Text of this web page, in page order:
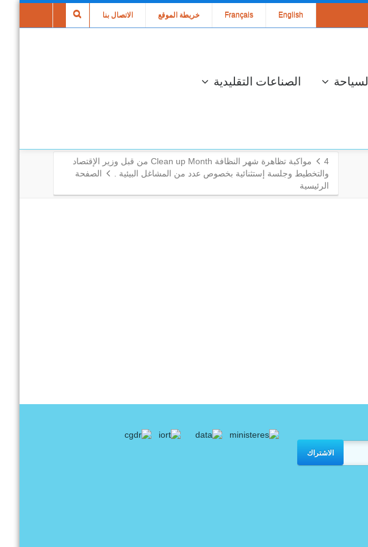
الاتصال بنا خريطة الموقع Français English
السياحة الصناعات التقليدية
4
مواكبة تظاهرة شهر النظافة Clean up Month من قبل وزير الإقتصاد
والتخطيط وجلسة إستثنائية بخصوص عدد من المشاغل البيئية .
الصفحة
الرئيسية
الاشتراك